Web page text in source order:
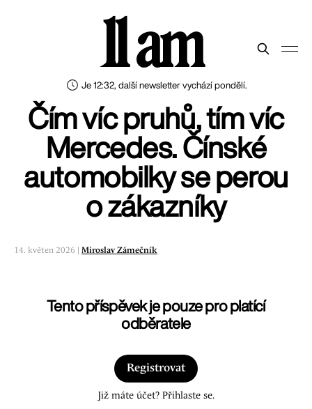
Je 12:32, další newsletter vychází pondělí.
11 am
Čím víc pruhů, tím víc
Mercedes. Čínské
automobilky se perou
o zákazníky
14. květen 2026 | Miroslav Zámečník
Tento příspěvek je pouze pro platící
odběratele
Registrovat
Již máte účet? Přihlaste se.